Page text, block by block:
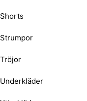
Shorts
Strumpor
Tröjor
Underkläder